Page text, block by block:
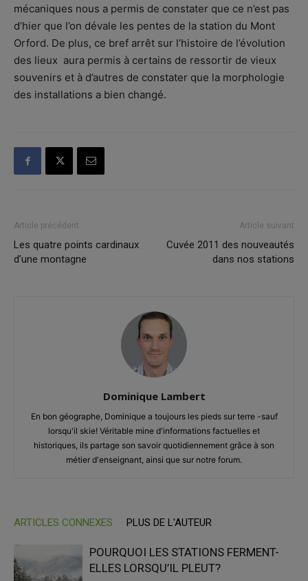
mécaniques nous a permis de constater que ce n’est pas
d’hier que l’on dévale les pentes de la station du Mont
Orford. De plus, ce bref arrêt sur l’histoire de l’évolution
des lieux aura permis à certains de ressortir de vieux
souvenirs et à d’autres de constater que la morphologie
des installations a bien changé.
Article précédent
Les quatre points cardinaux
d’une montagne
Article suivant
Cuvée 2011 des nouveautés
dans nos stations
Dominique Lambert
En bon géographe, Dominique a toujours les pieds sur terre -sauf
lorsqu'il skie! Véritable mine d'informations factuelles et
historiques, ils partage son savoir quotidiennement grâce à son
métier d'enseignant, ainsi que sur notre forum.
ARTICLES CONNEXES PLUS DE L'AUTEUR
POURQUOI LES STATIONS FERMENT-
ELLES LORSQU’IL PLEUT?